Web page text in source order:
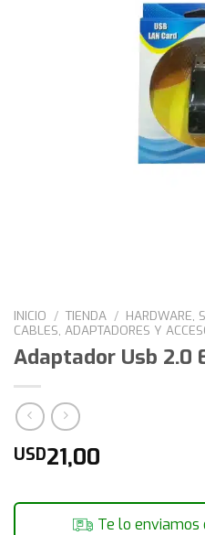
INICIO / TIENDA / HARDWARE,
CABLES, ADAPTADORES Y
Adaptador Usb 2.0
USD21,00
Te lo enviamos